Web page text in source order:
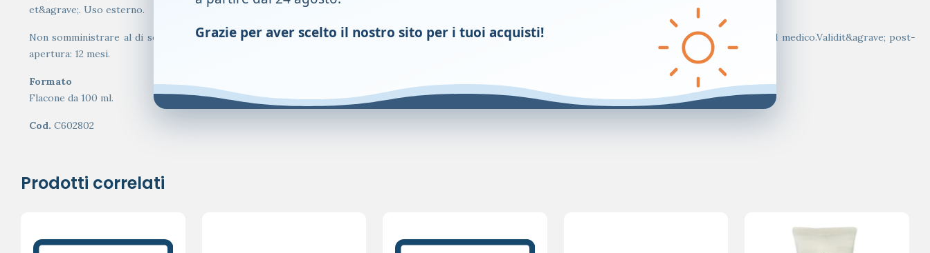
et&agrave;. Uso esterno.
Non somministrare al di sotto dei 12 anni. Consultare il medico in caso di gravidanza e allattamento. Non utilizzare per periodi prolungati senza consultare il medico.Validit&agrave; post-
apertura: 12 mesi.
Formato
Flacone da 100 ml.
Cod. C602802
Prodotti correlati
Grazie per aver scelto il nostro sito per i tuoi acquisti!